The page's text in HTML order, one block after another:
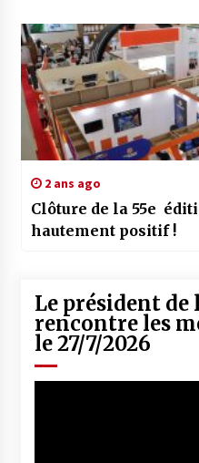
2 ans ago
Clôture de la 55e
hautement positif !
Le président de
rencontre les
le 27/7/2026